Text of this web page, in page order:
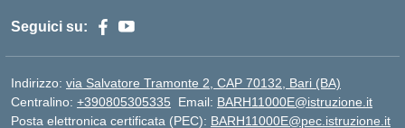
Seguici su:
Indirizzo: via Salvatore Tramonte 2, CAP 70132, Bari (BA)
Centralino: +390805305335 Email: BARH11000E@istruzione.it
Posta elettronica certificata (PEC): BARH11000E@pec.istruzione.it